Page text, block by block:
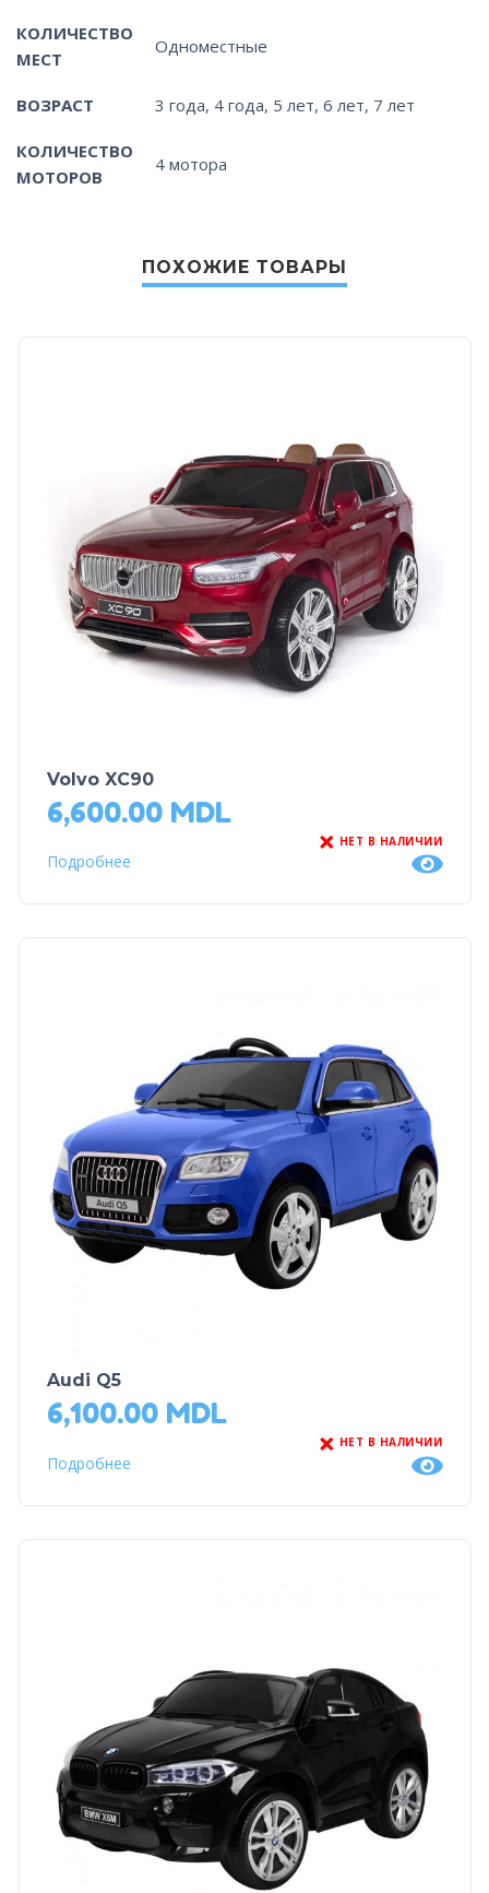
КОЛИЧЕСТВО
МЕСТ
Одноместные
ВОЗРАСТ 3 года, 4 года, 5 лет, 6 лет, 7 лет
КОЛИЧЕСТВО
МОТОРОВ
4 мотора
ПОХОЖИЕ ТОВАРЫ
Volvo XC90
6,600.00 MDL
НЕТ В НАЛИЧИИ
Подробнее
Audi Q5
6,100.00 MDL
НЕТ В НАЛИЧИИ
Подробнее